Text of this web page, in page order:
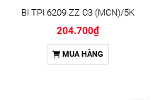
BI TPI 6209 ZZ C3 (MCN)/5K
204.700₫
MUA HÀNG